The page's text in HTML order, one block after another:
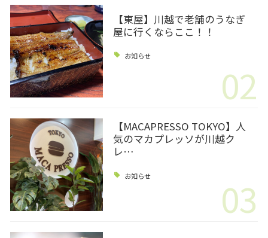
【東屋】川越で老舗のうなぎ
屋に行くならここ！！
お知らせ
02
【MACAPRESSO TOKYO】人
気のマカプレッソが川越ク
レ…
お知らせ 03